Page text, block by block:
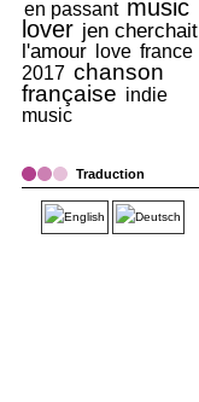
en passant music
lover jen cherchait
l'amour
love france
2017 chanson
française indie
music
Traduction